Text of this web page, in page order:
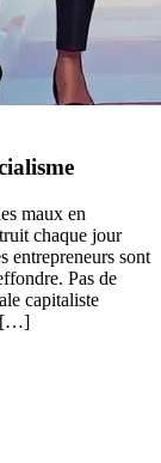
maux en
chaque jour
entrepreneurs sont
Pas de
capitaliste
[…]